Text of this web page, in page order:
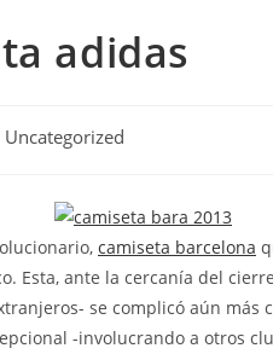
adidas
Uncategorized
camiseta barcelona
Esta, ante la cercanía del
se complicó aún más
-involucrando a otros